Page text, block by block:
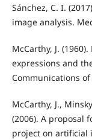
Sánchez, C. I.
image analysis.
McCarthy, J.
expressions and
Communications of
McCarthy, J.,
(2006). A proposal
project on artificial